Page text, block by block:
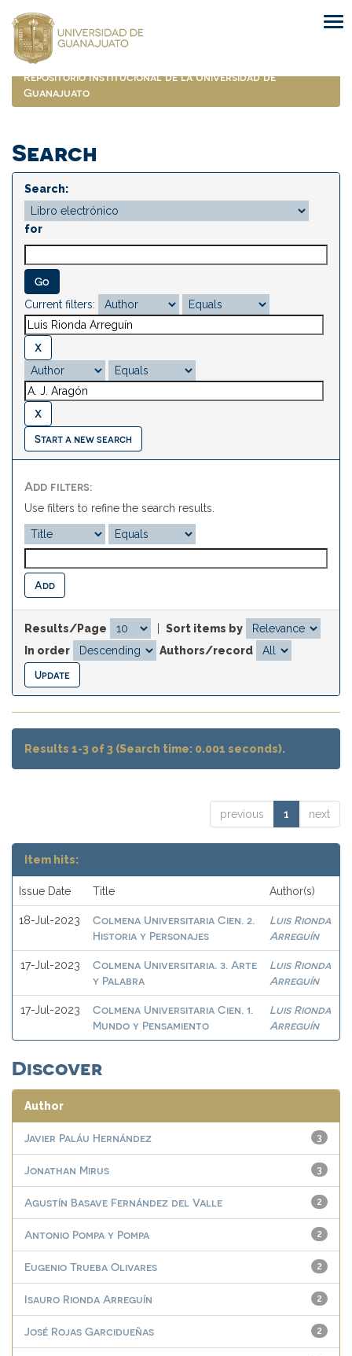
navigation
Repositorio Institucional de la Universidad de
Guanajuato
Search
Search:
for
Current filters:
Start a new search
Add filters:
Use filters to refine the search results.
Results/Page
Sort items by
In order
Authors/record
Results 1-3 of 3 (Search time: 0.001 seconds).
previous 1 next
Item hits:
Issue Date Title Author(s)
18-Jul-2023
Colmena Universitaria Cien. 2.
Historia y Personajes
Luis Rionda
Arreguín
17-Jul-2023
Colmena Universitaria. 3. Arte
y Palabra
Luis Rionda
Arreguín
17-Jul-2023
Colmena Universitaria Cien. 1.
Mundo y Pensamiento
Luis Rionda
Arreguín
Discover
Author
3
Javier Paláu Hernández
3
Jonathan Mirus
2
Agustín Basave Fernández del Valle
2
Antonio Pompa y Pompa
2
Eugenio Trueba Olivares
2
Isauro Rionda Arreguín
2
José Rojas Garcidueñas